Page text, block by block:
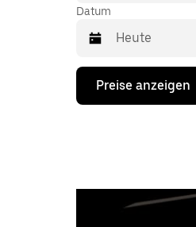
Datum
Drücke
Nach-
Kalender
Preise anzeigen